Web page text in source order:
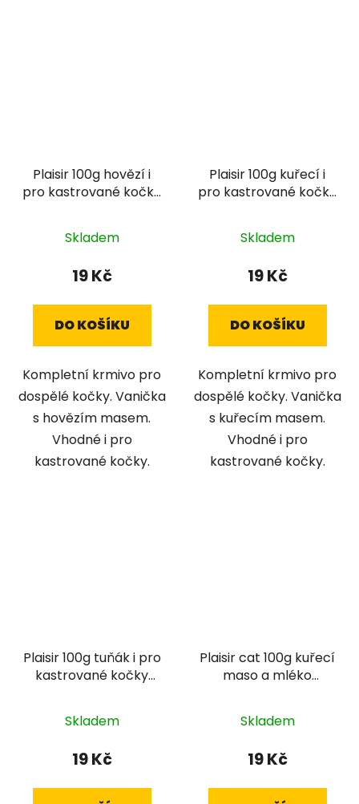
Plaisir 100g hovězí i
pro kastrované kočky
Skladem
19 Kč
DO KOŠÍKU
Kompletní krmivo pro
dospělé kočky. Vanička
s hovězím masem.
Vhodné i pro
kastrované kočky.
Plaisir 100g kuřecí i
pro kastrované kočky
Skladem
19 Kč
DO KOŠÍKU
Kompletní krmivo pro
dospělé kočky. Vanička
s kuřecím masem.
Vhodné i pro
kastrované kočky.
Plaisir 100g tuňák i pro
kastrované kočky
Skladem
19 Kč
Plaisir cat 100g kuřecí
maso a mléko
Skladem
19 Kč